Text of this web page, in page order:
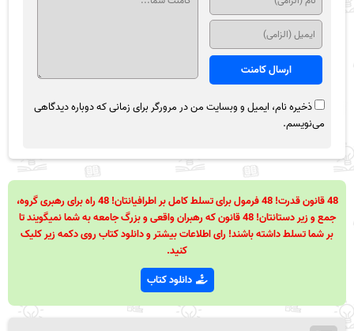
ذخیره نام، ایمیل و وبسایت من در مرورگر برای زمانی که دوباره دیدگاهی
می‌نویسم.
48 قانون قدرت! 48 فرمول برای تسلط کامل بر اطرافیانتان! 48 راه برای رهبری گروه،
جمع و زیر دستانتان! 48 قانون که رهبران واقعی و بزرگ جامعه به شما نمیگویند تا
بر شما تسلط داشته باشند! رای اطلاعات بیشتر و دانلود کتاب روی دکمه زیر کلیک
کنید.
دانلود کتاب